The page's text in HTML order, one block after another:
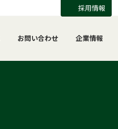
採用情報
お問い合わせ 企業情報